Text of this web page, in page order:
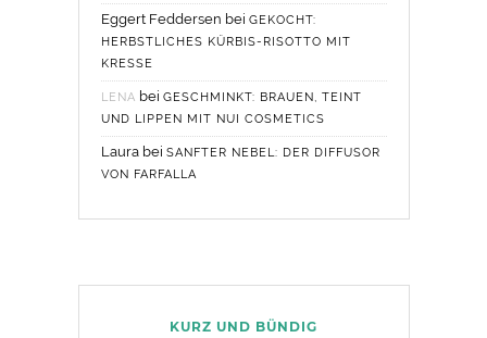
Eggert Feddersen bei GEKOCHT:
HERBSTLICHES KÜRBIS-RISOTTO MIT
KRESSE
LENA bei GESCHMINKT: BRAUEN, TEINT
UND LIPPEN MIT NUI COSMETICS
Laurabei SANFTER NEBEL: DER DIFFUSOR
VON FARFALLA
KURZ UND BÜNDIG